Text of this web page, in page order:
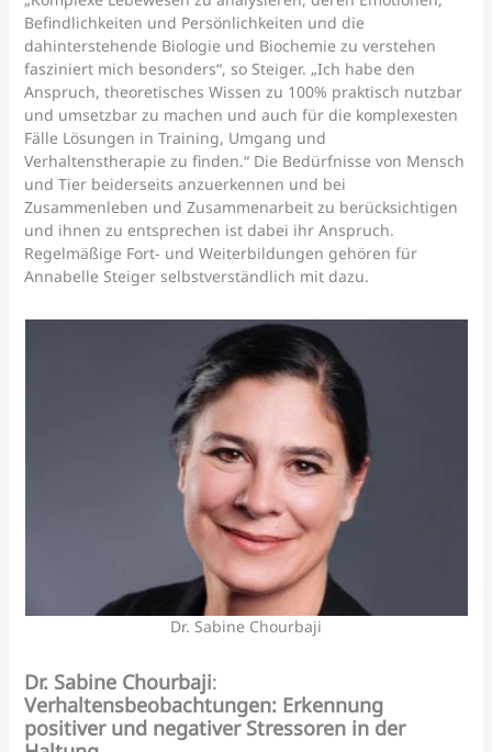
Befindlichkeiten und Persönlichkeiten und die
dahinterstehende Biologie und Biochemie zu verstehen
fasziniert mich besonders“, so Steiger. „Ich habe den
Anspruch, theoretisches Wissen zu 100% praktisch nutzbar
und umsetzbar zu machen und auch für die komplexesten
Fälle Lösungen in Training, Umgang und
Verhaltenstherapie zu finden.“ Die Bedürfnisse von Mensch
und Tier beiderseits anzuerkennen und bei
Zusammenleben und Zusammenarbeit zu berücksichtigen
und ihnen zu entsprechen ist dabei ihr Anspruch.
Regelmäßige Fort- und Weiterbildungen gehören für
Annabelle Steiger selbstverständlich mit dazu.
Dr. Sabine Chourbaji
Dr. Sabine Chourbaji:
Verhaltensbeobachtungen: Erkennung
positiver und negativer Stressoren in der